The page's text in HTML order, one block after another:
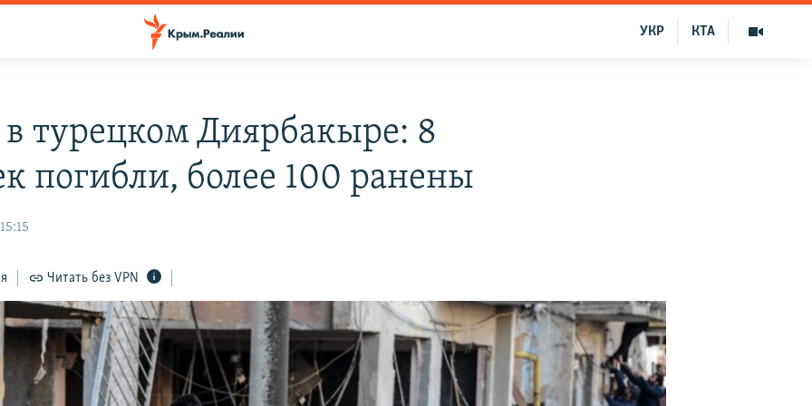
КТА
УКР
турецком Диярбакыре: 8
погибли, более 100 ранены
Читать без VPN